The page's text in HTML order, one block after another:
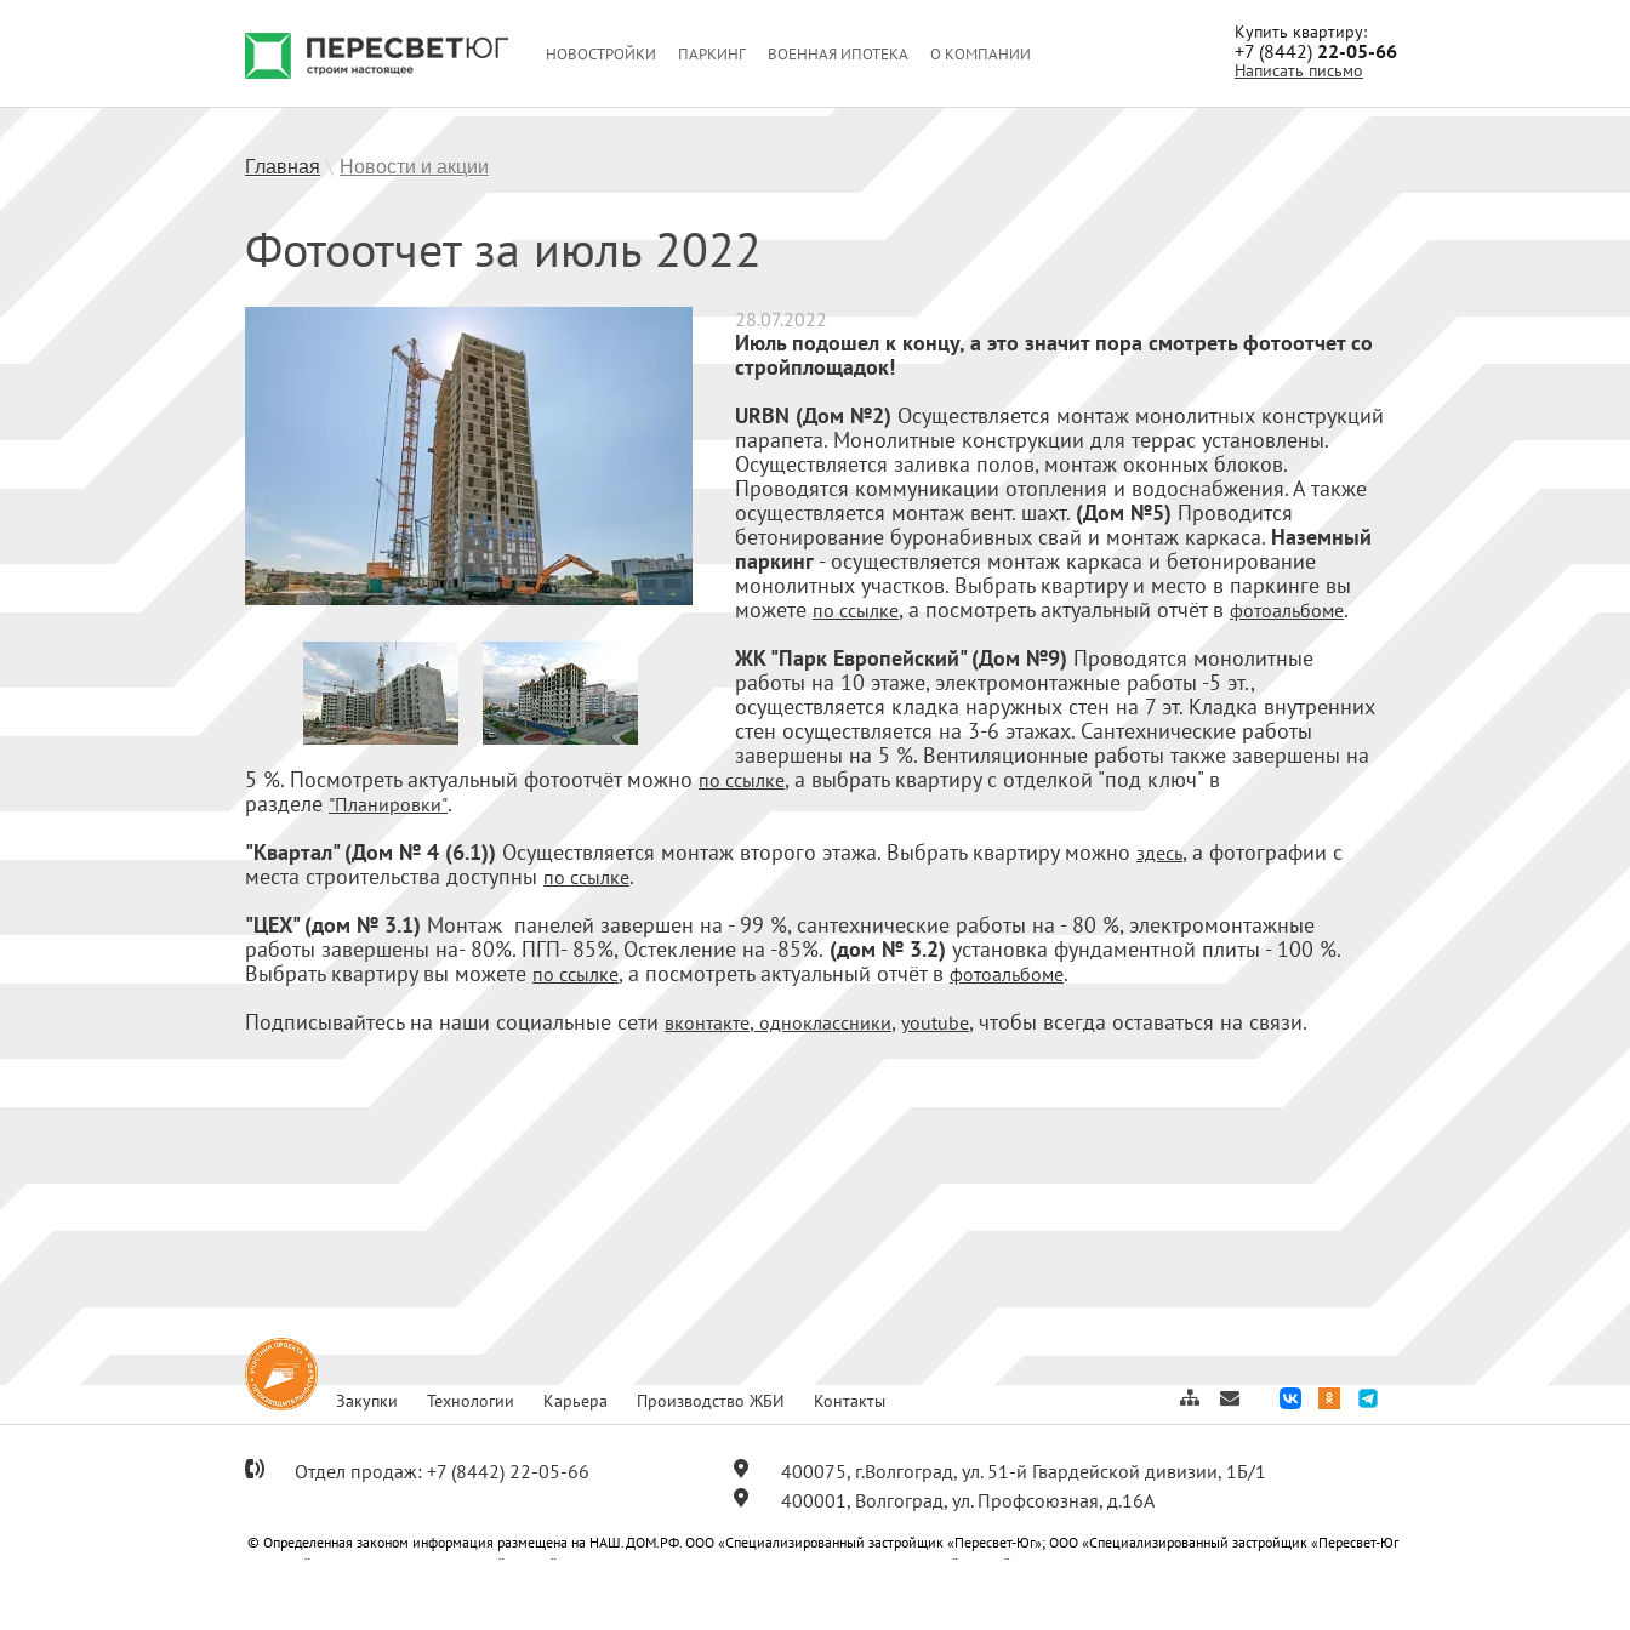
НОВОСТРОЙКИ ПАРКИНГ ВОЕННАЯ ИПОТЕКА О КОМПАНИИ
Купить квартиру:
+7 (8442) 22-05-66
Написать письмо
Главная \ Новости и акции
Фотоотчет за июль 2022
28.07.2022
Июль подошел к концу, а это значит пора смотреть фотоотчет со
стройплощадок!
URBN (Дом №2) Осуществляется монтаж монолитных конструкций
парапета. Монолитные конструкции для террас установлены.
Осуществляется заливка полов, монтаж оконных блоков.
Проводятся коммуникации отопления и водоснабжения. А также
осуществляется монтаж вент. шахт. (Дом №5) Проводится
бетонирование буронабивных свай и монтаж каркаса. Наземный
паркинг - осуществляется монтаж каркаса и бетонирование
монолитных участков. Выбрать квартиру и место в паркинге вы
можете по ссылке, а посмотреть актуальный отчёт в фотоальбоме.
ЖК "Парк Европейский" (Дом №9) Проводятся монолитные
работы на 10 этаже, электромонтажные работы -5 эт.,
осуществляется кладка наружных стен на 7 эт. Кладка внутренних
стен осуществляется на 3-6 этажах. Сантехнические работы
завершены на 5 %. Вентиляционные работы также завершены на
5 %. Посмотреть актуальный фотоотчёт можно по ссылке, а выбрать квартиру с отделкой "под ключ" в
разделе "Планировки".
"Квартал" (Дом № 4 (6.1)) Осуществляется монтаж второго этажа. Выбрать квартиру можно здесь, а фотографии с
места строительства доступны по ссылке.
"ЦЕХ" (дом № 3.1) Монтаж панелей завершен на - 99 %, сантехнические работы на - 80 %, электромонтажные
работы завершены на- 80%. ПГП- 85%, Остекление на -85%. (дом № 3.2) установка фундаментной плиты - 100 %.
Выбрать квартиру вы можете по ссылке, а посмотреть актуальный отчёт в фотоальбоме.
Подписывайтесь на наши социальные сети вконтакте, одноклассники, youtube, чтобы всегда оставаться на связи.
Закупки Технологии Карьера Производство ЖБИ Контакты
Отдел продаж: +7 (8442) 22-05-66
400075, г.Волгоград, ул. 51-й Гвардейской дивизии, 1Б/1
400001, Волгоград, ул. Профсоюзная, д.16А
© Определенная законом информация размещена на НАШ.ДОМ.РФ. ООО «Специализированный застройщик «Пересвет-Юг»; ООО «Специализированный застройщик «Пересвет-Юг
Метизный»; ООО «Специализированный застройщик «Пересвет-Юг Профсоюзная»; ООО «Специализированный застройщик «Пересвет-Юг Краснослободск»; ООО